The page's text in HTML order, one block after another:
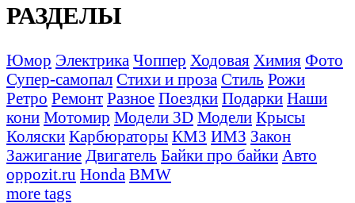
РАЗДЕЛЫ
Юмор Электрика Чоппер Ходовая Химия Фото
Супер-самопал Стихи и проза Стиль Рожи
Ретро Ремонт Разное Поездки Подарки Наши
кони Мотомир Модели 3D Модели Крысы
Коляски Карбюраторы КМЗ ИМЗ Закон
Зажигание Двигатель Байки про байки Авто
oppozit.ru Honda BMW
more tags